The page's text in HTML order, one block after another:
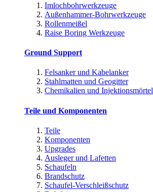
Imlochbohrwerkzeuge
Außenhammer-Bohrwerkzeuge
Rollenmeißel
Raise Boring Werkzeuge
Ground Support
Felsanker und Kabelanker
Stahlmatten und Geogitter
Chemikalien und Injektionsmörtel
Teile und Komponenten
Teile
Komponenten
Upgrades
Ausleger und Lafetten
Schaufeln
Brandschutz
Schaufel-Verschleißschutz